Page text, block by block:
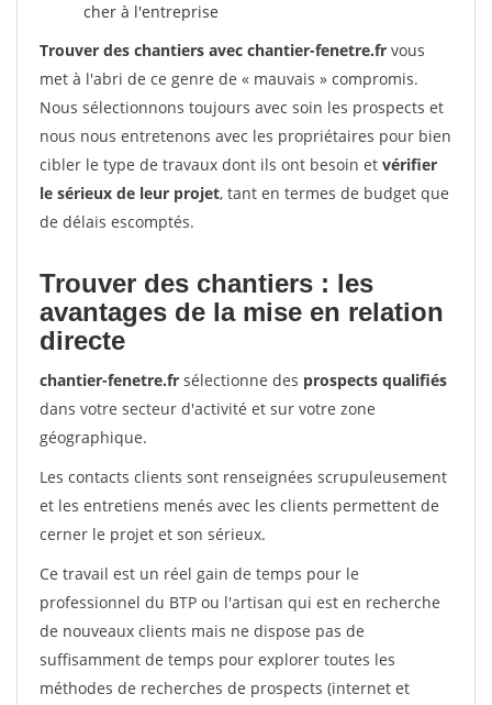
cher à l'entreprise
Trouver des chantiers avec chantier-fenetre.fr vous
met à l'abri de ce genre de « mauvais » compromis.
Nous sélectionnons toujours avec soin les prospects et
nous nous entretenons avec les propriétaires pour bien
cibler le type de travaux dont ils ont besoin et vérifier
le sérieux de leur projet, tant en termes de budget que
de délais escomptés.
Trouver des chantiers : les
avantages de la mise en relation
directe
chantier-fenetre.fr sélectionne des prospects qualifiés
dans votre secteur d'activité et sur votre zone
géographique.
Les contacts clients sont renseignées scrupuleusement
et les entretiens menés avec les clients permettent de
cerner le projet et son sérieux.
Ce travail est un réel gain de temps pour le
professionnel du BTP ou l'artisan qui est en recherche
de nouveaux clients mais ne dispose pas de
suffisamment de temps pour explorer toutes les
méthodes de recherches de prospects (internet et